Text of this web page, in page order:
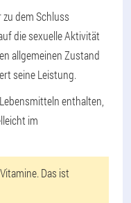
dem Schluss
die sexuelle Aktivität
allgemeinen Zustand
seine Leistung.
enthalten,
im
Das ist